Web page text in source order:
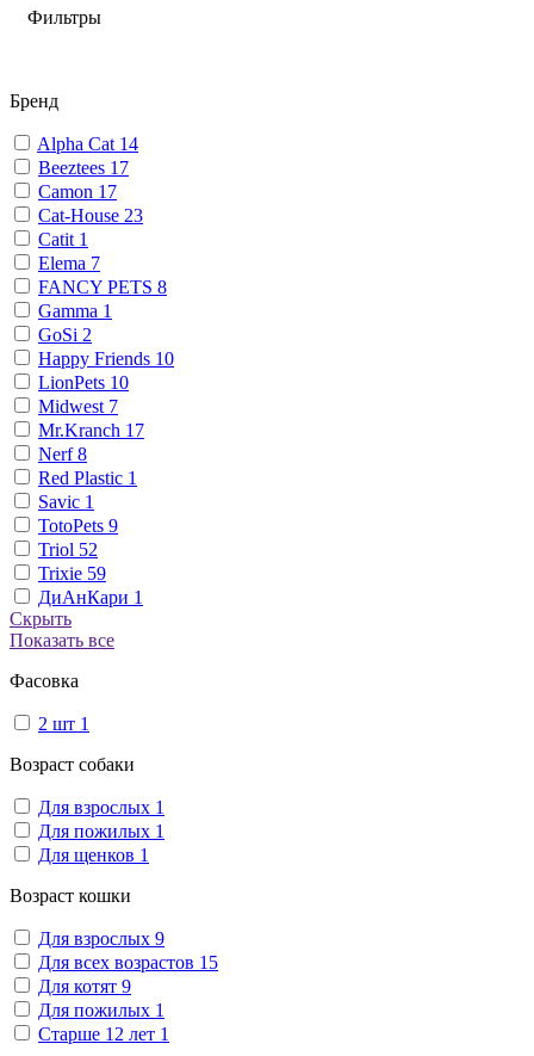
Фильтры
Бренд
Alpha Cat 14
Beeztees 17
Camon 17
Cat-House 23
Catit 1
Elema 7
FANCY PETS 8
Gamma 1
GoSi 2
Happy Friends 10
LionPets 10
Midwest 7
Mr.Kranch 17
Nerf8
Red Plastic 1
Savic 1
TotoPets 9
Triol 52
Trixie 59
ДиАнКари 1
Скрыть
Показать все
Фасовка
2 шт 1
Возраст собаки
Для взрослых 1
Для пожилых 1
Для щенков 1
Возраст кошки
Для взрослых 9
Для всех возрастов 15
Для котят 9
Для пожилых 1
Старше 12 лет 1